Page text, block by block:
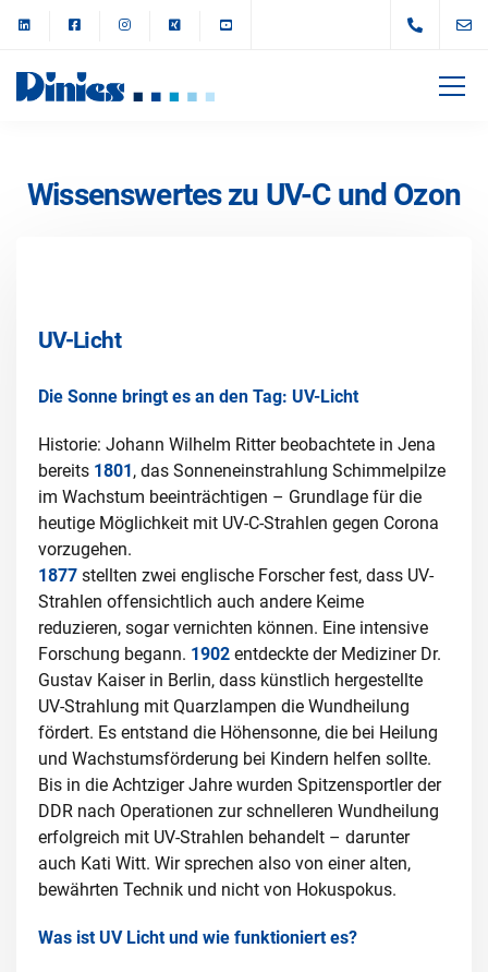
Wissenswertes zu UV-C und Ozon
UV-Licht
Die Sonne bringt es an den Tag: UV-Licht
Historie: Johann Wilhelm Ritter beobachtete in Jena
bereits 1801, das Sonneneinstrahlung Schimmelpilze
im Wachstum beeinträchtigen – Grundlage für die
heutige Möglichkeit mit UV-C-Strahlen gegen Corona
vorzugehen.
1877 stellten zwei englische Forscher fest, dass UV-
Strahlen offensichtlich auch andere Keime
reduzieren, sogar vernichten können. Eine intensive
Forschung begann. 1902 entdeckte der Mediziner Dr.
Gustav Kaiser in Berlin, dass künstlich hergestellte
UV-Strahlung mit Quarzlampen die Wundheilung
fördert. Es entstand die Höhensonne, die bei Heilung
und Wachstumsförderung bei Kindern helfen sollte.
Bis in die Achtziger Jahre wurden Spitzensportler der
DDR nach Operationen zur schnelleren Wundheilung
erfolgreich mit UV-Strahlen behandelt – darunter
auch Kati Witt. Wir sprechen also von einer alten,
bewährten Technik und nicht von Hokuspokus.
Was ist UV Licht und wie funktioniert es?